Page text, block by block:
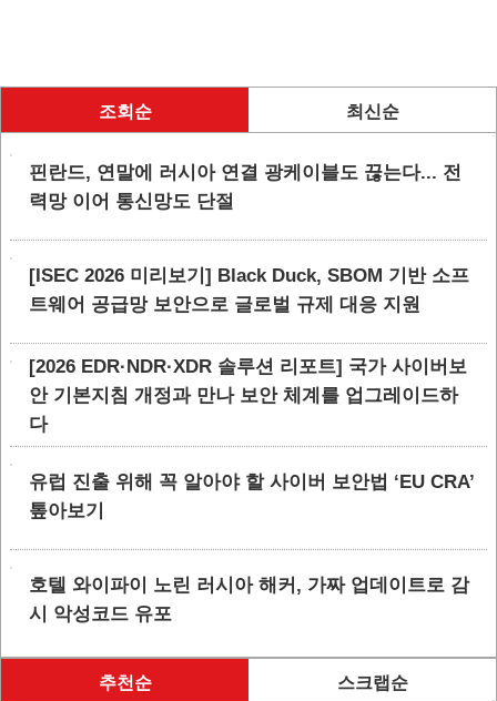
조회순 최신순
핀란드, 연말에 러시아 연결 광케이블도 끊는다... 전
력망 이어 통신망도 단절
[ISEC 2026 미리보기] Black Duck, SBOM 기반 소프
트웨어 공급망 보안으로 글로벌 규제 대응 지원
[2026 EDR·NDR·XDR 솔루션 리포트] 국가 사이버보
안 기본지침 개정과 만나 보안 체계를 업그레이드하
다
유럽 진출 위해 꼭 알아야 할 사이버 보안법 ‘EU CRA’
톺아보기
호텔 와이파이 노린 러시아 해커, 가짜 업데이트로 감
시 악성코드 유포
추천순 스크랩순